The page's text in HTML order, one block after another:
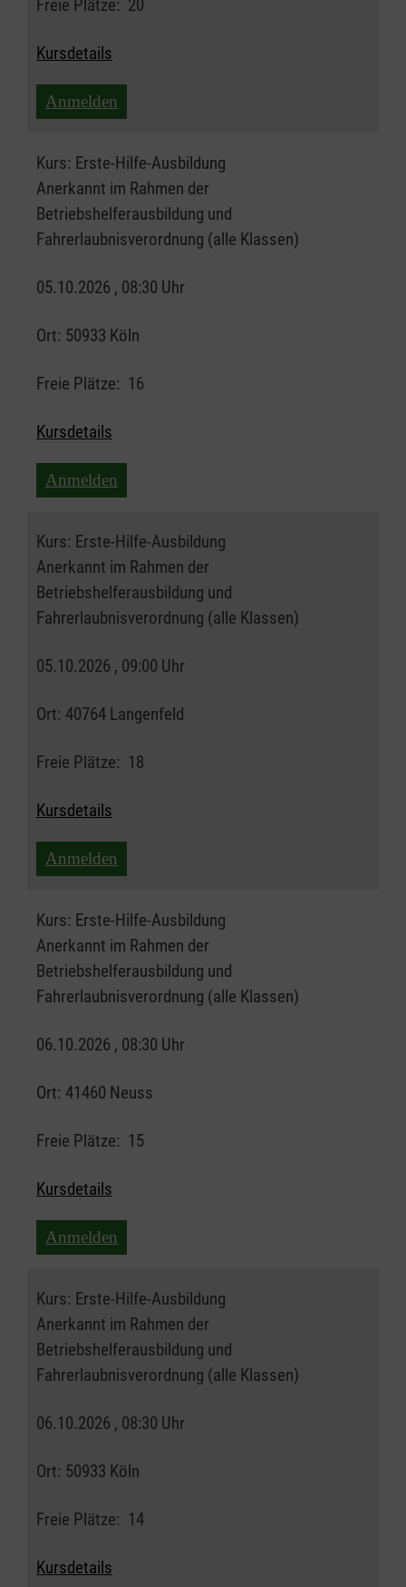
Freie Plätze: 20
Kursdetails
Anmelden
Kurs: Erste-Hilfe-Ausbildung
Anerkannt im Rahmen der
Betriebshelferausbildung und
Fahrerlaubnisverordnung (alle Klassen)
05.10.2026 , 08:30 Uhr
Ort: 50933 Köln
Freie Plätze: 16
Kursdetails
Anmelden
Kurs: Erste-Hilfe-Ausbildung
Anerkannt im Rahmen der
Betriebshelferausbildung und
Fahrerlaubnisverordnung (alle Klassen)
05.10.2026 , 09:00 Uhr
Ort: 40764 Langenfeld
Freie Plätze: 18
Kursdetails
Anmelden
Kurs: Erste-Hilfe-Ausbildung
Anerkannt im Rahmen der
Betriebshelferausbildung und
Fahrerlaubnisverordnung (alle Klassen)
06.10.2026 , 08:30 Uhr
Ort: 41460 Neuss
Freie Plätze: 15
Kursdetails
Anmelden
Kurs: Erste-Hilfe-Ausbildung
Anerkannt im Rahmen der
Betriebshelferausbildung und
Fahrerlaubnisverordnung (alle Klassen)
06.10.2026 , 08:30 Uhr
Ort: 50933 Köln
Freie Plätze: 14
Kursdetails